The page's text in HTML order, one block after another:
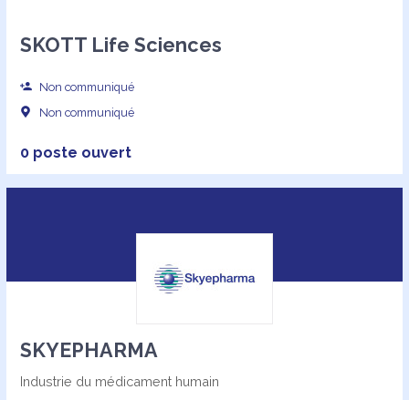
SKOTT Life Sciences
Non communiqué
Non communiqué
0 poste ouvert
SKYEPHARMA
Industrie du médicament humain